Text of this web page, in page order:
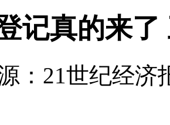
记真的来
：21世纪经济